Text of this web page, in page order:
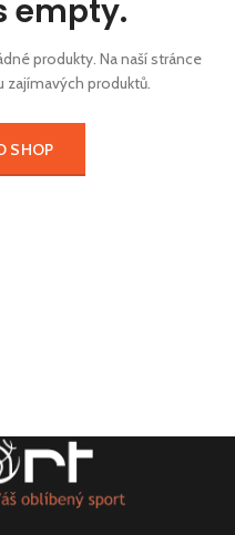
empty.
produkty. Na naší stránce
produktů.
SHOP